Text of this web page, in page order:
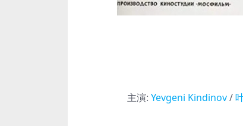
主演: Yevgeni Kindinov/